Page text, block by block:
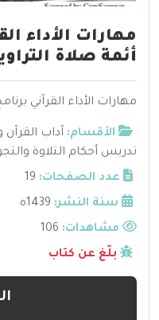
مهارات الأداء
أئمة صلاة
مهارات الأداء القرآني
الأقسام: آداب القرآن
تدريس أحكام التلاوة
عدد الصفحات: 19
سنة النشر: 1439ه
مشاهدات:
بلّغ عن كتاب